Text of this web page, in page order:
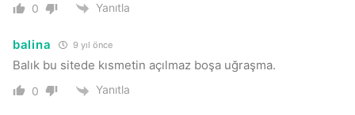
0 Yanıtla
balina 9 yıl önce
Balık bu sitede kısmetin açılmaz boşa uğraşma.
0 Yanıtla